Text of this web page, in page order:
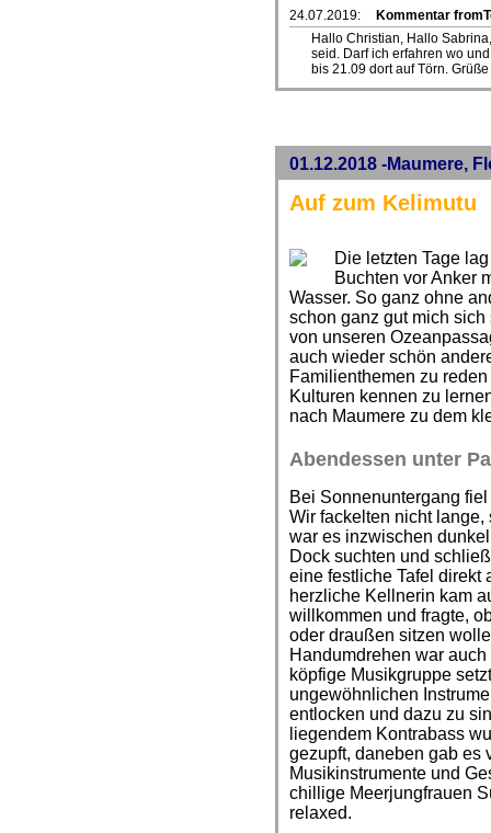
24.07.2019:
Kommentar
Hallo Christian, Hallo
seid. Darf ich erfahren wo
bis 21.09 dort auf Törn.
01.12.2018 -Maumere,
Auf zum Kelimutu
Die letzten Tage
Buchten vor Anker
Wasser. So ganz ohne
schon ganz gut mich
von unseren
auch wieder schön
Familienthemen zu
Kulturen kennen zu
nach Maumere zu dem
Abendessen unter
Bei Sonnenuntergang
Wir fackelten nicht lange,
war es inzwischen
Dock suchten und
eine festliche Tafel direkt
herzliche Kellnerin kam
willkommen und fragte,
oder draußen sitzen
Handumdrehen war
köpfige Musikgruppe
ungewöhnlichen
entlocken und dazu zu
liegendem Kontrabass
gezupft, daneben gab es
Musikinstrumente und
chillige Meerjungfrauen
relaxed.